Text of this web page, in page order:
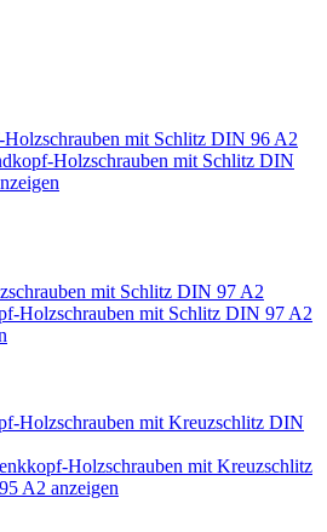
mit Schlitz DIN 96 A2
Holzschrauben mit Schlitz DIN
mit Schlitz DIN 97 A2
Holzschrauben mit Schlitz DIN 97 A2
Holzschrauben mit Kreuzschlitz DIN
Holzschrauben mit Kreuzschlitz
A2 anzeigen